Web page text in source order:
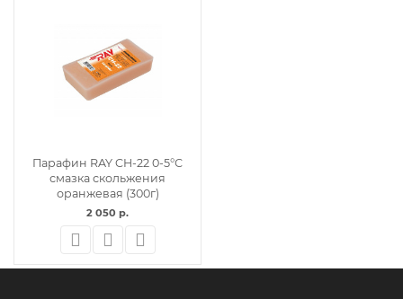
Парафин RAY CH-22 0-5°С
смазка скольжения
оранжевая (300г)
2 050 р.